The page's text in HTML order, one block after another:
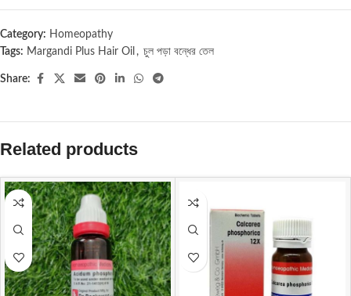
Category: Homeopathy
Tags: Margandi Plus Hair Oil , চুল পড়া বন্ধের তেল
Share:
Related products